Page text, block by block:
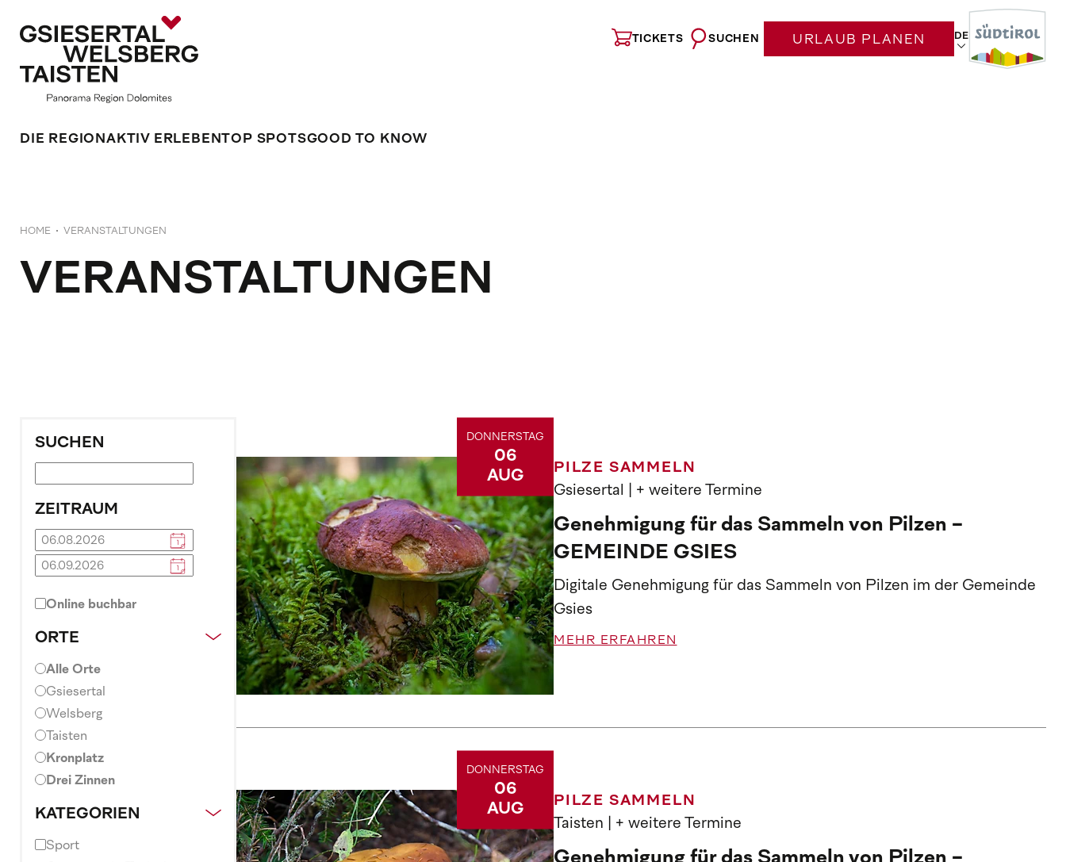
TICKETS SUCHEN URLAUB PLANEN DE
DIE REGION AKTIV ERLEBEN TOP SPOTSGOOD TO KNOW
HOME VERANSTALTUNGEN
VERANSTALTUNGEN
SUCHEN
ZEITRAUM
Online buchbar
ORTE
Alle Orte
Gsiesertal
Welsberg
Taisten
Kronplatz
Drei Zinnen
KATEGORIEN
Sport
DONNERSTAG
06
AUG
PILZE SAMMELN
Gsiesertal
| + weitere Termine
Genehmigung für das Sammeln von Pilzen -
GEMEINDE GSIES
Digitale Genehmigung für das Sammeln von Pilzen im der Gemeinde
Gsies
MEHR ERFAHREN
DONNERSTAG
06
AUG
PILZE SAMMELN
Taisten
| + weitere Termine